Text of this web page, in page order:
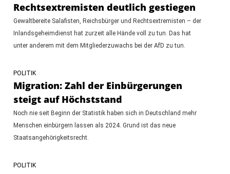
Rechtsextremisten deutlich gestiegen
Gewaltbereite Salafisten, Reichsbürger und Rechtsextremisten – der
Inlandsgeheimdienst hat zurzeit alle Hände voll zu tun. Das hat
unter anderem mit dem Mitgliederzuwachs bei der AfD zu tun.
POLITIK
Migration: Zahl der Einbürgerungen
steigt auf Höchststand
Noch nie seit Beginn der Statistik haben sich in Deutschland mehr
Menschen einbürgern lassen als 2024. Grund ist das neue
Staatsangehörigkeitsrecht.
POLITIK